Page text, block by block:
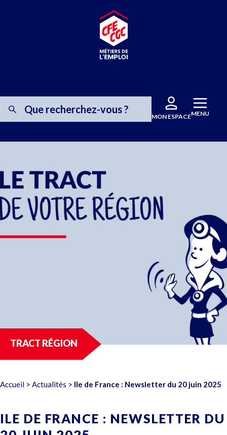
MON ESPACEMENU
TRACT RÉGION
Accueil > Actualités > Ile de France : Newsletter du 20 juin 2025
ILE DE FRANCE : NEWSLETTER DU